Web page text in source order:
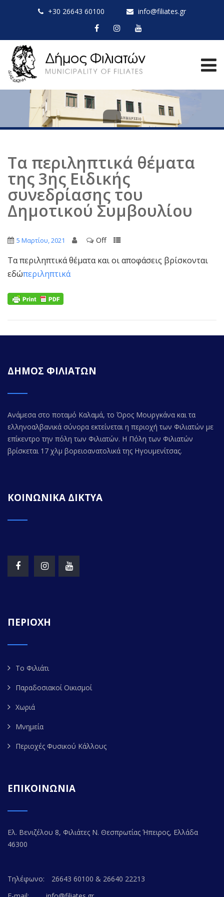
+30 26643 60100 info@filiates.gr
Τα περιληπτικά θέματα
της 3ης Ειδικής
συνεδρίασης του
Δημοτικού Συμβουλίου
5 Μαρτίου, 2021 Off
Τα περιληπτικά θέματα και οι αποφάσεις βρίσκονται
εδώπεριληπτικά
ΔΗΜΟΣ ΦΙΛΙΑΤΩΝ
Ανάμεσα στο ποταμό Καλαμά, το Όρος Μουργκάνα και τα
ελληνοαλβανικά σύνορα εκτείνεται η περιοχή των Φιλιατών με
επίκεντρο την πόλη των Φιλιατών. Η Πόλη των Φιλιατών
βρίσκεται 17 χλμ βορειοανατολικά της Ηγουμενίτσας.
ΚΟΙΝΩΝΙΚΑ ΔΙΚΤΥΑ
ΠΕΡΙΟΧΗ
Το Φιλιάτι
Παραδοσιακοί Οικισμοί
Χωριά
Μνημεία
Περιοχές Φυσικού Κάλλους
ΕΠΙΚΟΙΝΩΝΙΑ
Ελ. Βενιζέλου 8, Φιλιάτες Ν. Θεσπρωτίας Ήπειρος, Ελλάδα
46300
Τηλέφωνο:
26643 60100 & 26640 22213